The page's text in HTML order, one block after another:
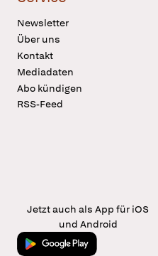
Newsletter
Über uns
Kontakt
Mediadaten
Abo kündigen
RSS-Feed
Jetzt auch als App für iOS
und Android
Jetzt bei Google Play